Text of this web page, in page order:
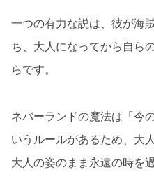
一つの有力な説は、彼が海
ち、大人になってから自ら
らです。
ネバーランドの魔法は「今
いうルールがあるため、大
大人の姿のまま永遠の時を